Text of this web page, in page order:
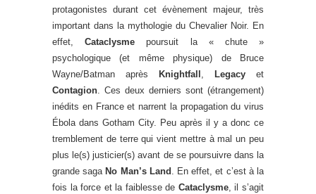
protagonistes durant cet évènement majeur, très
important dans la mythologie du Chevalier Noir. En
effet,Cataclysme poursuit la « chute »
psychologique (et même physique) de Bruce
Wayne/Batman après
Knightfall , Legacy et
Contagion. Ces deux derniers sont (étrangement)
inédits en France et narrent la propagation du virus
Ébola dans Gotham City. Peu après il y a donc ce
tremblement de terre qui vient mettre à mal un peu
plus le(s) justicier(s) avant de se poursuivre dans la
grande saga No Man’s Land . En effet, et c’est à la
fois la force et la faiblesse de Cataclysme, il s’agit